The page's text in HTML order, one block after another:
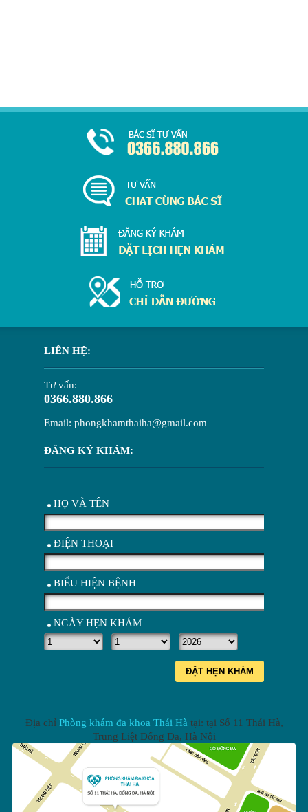
LIÊN HỆ:
Tư vấn:
0366.880.866
Email: phongkhamthaiha@gmail.com
ĐĂNG KÝ KHÁM:
HỌ VÀ TÊN
ĐIỆN THOẠI
BIỂU HIỆN BỆNH
NGÀY HẸN KHÁM
ĐẶT HẸN KHÁM
Địa chỉ Phòng khám đa khoa Thái Hà tại: tại Số 11 Thái Hà,
Trung Liệt Đống Đa, Hà Nội